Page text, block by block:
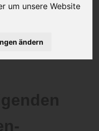
um unsere Website
ändern
werden nicht mit Dritten